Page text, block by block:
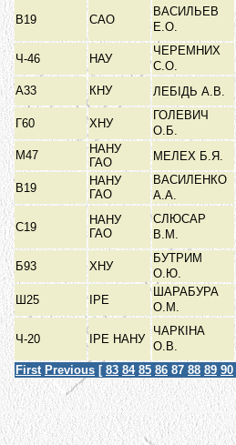
В19 САО
ВАСИЛЬЕВ
Е.О.
Ч-46
НАУ
ЧЕРЕМНИХ
С.О.
А33
КНУ ЛЕБІДЬ А.В.
Г60
ХНУ
ГОЛЕВИЧ
О.Б.
М47
НАНУ
ГАО
МЕЛЕХ Б.Я.
В19
НАНУ
ГАО
ВАСИЛЕНКО
А.А.
С19
НАНУ
ГАО
СЛЮСАР
В.М.
Б93
ХНУ
БУТРИМ
О.Ю.
Ш25
ІРЕ
ШАРАБУРА
О.М.
Ч-20 ІРЕ НАНУ
ЧАРКІНА
О.В.
First Previous [ 83 84 85 86 87 88 89 90